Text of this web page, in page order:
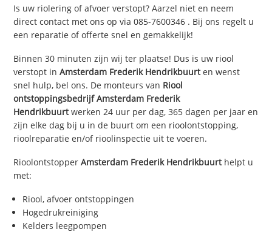
Is uw riolering of afvoer verstopt? Aarzel niet en neem
direct contact met ons op via085-7600346 . Bij ons regelt u
een reparatie of offerte snel en gemakkelijk!
Binnen 30 minuten zijn wij ter plaatse! Dus is uw riool
verstopt inAmsterdam Frederik Hendrikbuurten wenst
snel hulp, bel ons. De monteurs van Riool
ontstoppingsbedrijfAmsterdam Frederik
Hendrikbuurt werken 24 uur per dag, 365 dagen per jaar en
zijn elke dag bij u in de buurt om een rioolontstopping,
rioolreparatie en/of rioolinspectie uit te voeren.
RioolontstopperAmsterdam Frederik Hendrikbuurthelpt u
met:
Riool, afvoer ontstoppingen
Hogedrukreiniging
Kelders leegpompen